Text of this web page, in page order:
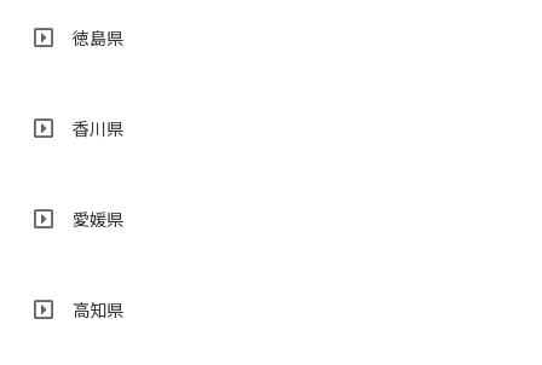
徳島県
香川県
愛媛県
高知県